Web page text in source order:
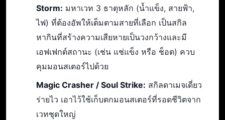
Storm: มหาเวท 3 ธาตุหลัก (น้ำแข็ง, สายฟ้า,
ไฟ) ที่ต้องอัพให้เต็มตามสายที่เลือก เป็นสกิล
หากินที่สร้างความเสียหายเป็นวงกว้างและมี
เอฟเฟกต์สถานะ (เช่น แช่แข็ง หรือ ช็อต) ควบ
คุมมอนสเตอร์ไปด้วย
Magic Crasher / Soul Strike: สกิลดาเมจเดี่ยว
ร่ายไว เอาไว้ใช้เก็บตกมอนสเตอร์ที่รอดชีวิตจาก
เวทชุดใหญ่